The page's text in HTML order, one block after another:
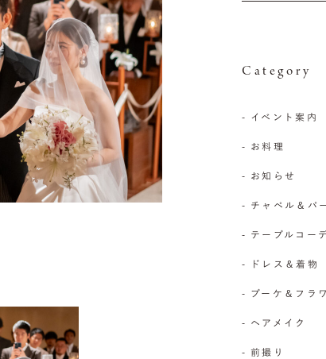
Category
- イベント案内
- お料理
- お知らせ
- チャペル＆パ
- テーブルコー
- ドレス＆着物
- ブーケ＆フラ
- ヘアメイク
- 前撮り